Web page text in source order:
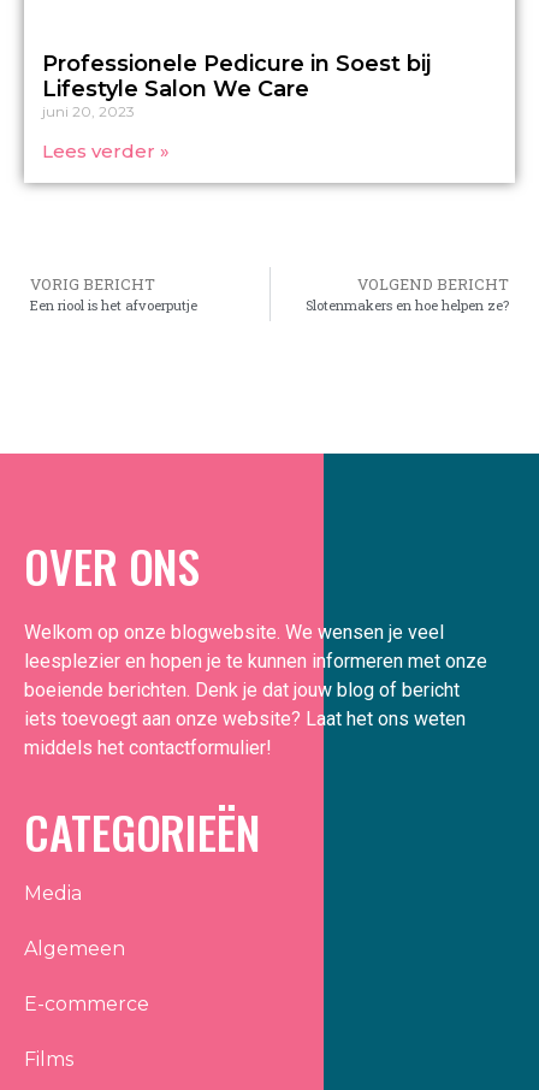
Professionele Pedicure in Soest bij
Lifestyle Salon We Care
juni 20, 2023
Lees verder »
VORIG BERICHT
Een riool is het afvoerputje
VOLGEND BERICHT
Slotenmakers en hoe helpen ze?
OVER ONS
Welkom op onze blogwebsite. We wensen je veel
leesplezier en hopen je te kunnen informeren met onze
boeiende berichten. Denk je dat jouw blog of bericht
iets toevoegt aan onze website? Laat het ons weten
middels het contactformulier!
CATEGORIEËN
Media
Algemeen
E-commerce
Films